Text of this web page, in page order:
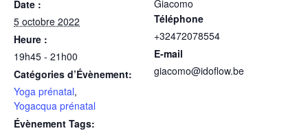
Date :
5 octobre 2022
Heure :
19h45 - 21h00
Catégories d’Évènement:
Yoga prénatal,
Yogacqua prénatal
Évènement Tags:
Giacomo
Téléphone
+32472078554
E-mail
giacomo@idoflow.be